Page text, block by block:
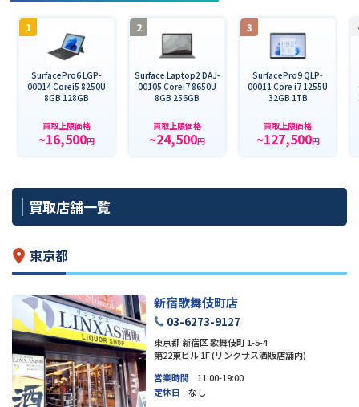
1
SurfacePro6 LGP-
00014 Corei5 8250U
8GB 128GB
買取上限価格
~16,500円
2
Surface Laptop2 DAJ-
00105 Corei7 8650U
8GB 256GB
買取上限価格
~24,500円
3
SurfacePro9 QLP-
00011 Core i7 1255U
32GB 1TB
買取上限価格
~127,500円
買取店舗一覧
東京都
新宿歌舞伎町店
03-6273-9127
東京都 新宿区 歌舞伎町 1-5-4
第22東ビル 1F (リンクサス酒販店舗内)
営業時間
11:00-19:00
定休日
なし